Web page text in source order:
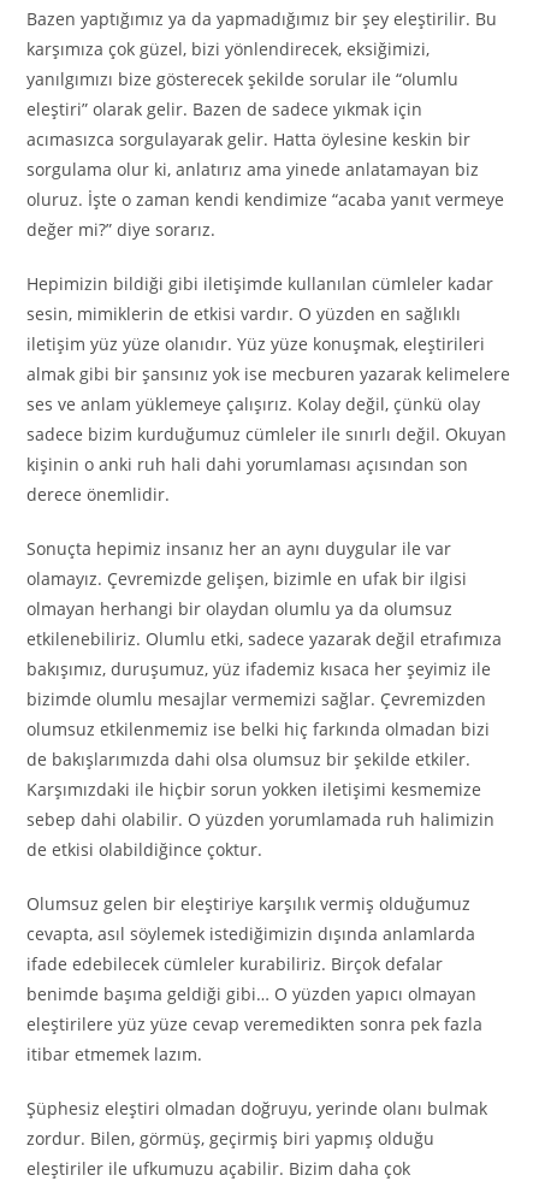
Bazen yaptığımız ya da yapmadığımız bir şey eleştirilir. Bu
karşımıza çok güzel, bizi yönlendirecek, eksiğimizi,
yanılgımızı bize gösterecek şekilde sorular ile “olumlu
eleştiri” olarak gelir. Bazen de sadece yıkmak için
acımasızca sorgulayarak gelir. Hatta öylesine keskin bir
sorgulama olur ki, anlatırız ama yinede anlatamayan biz
oluruz. İşte o zaman kendi kendimize “acaba yanıt vermeye
değer mi?” diye sorarız.
Hepimizin bildiği gibi iletişimde kullanılan cümleler kadar
sesin, mimiklerin de etkisi vardır. O yüzden en sağlıklı
iletişim yüz yüze olanıdır. Yüz yüze konuşmak, eleştirileri
almak gibi bir şansınız yok ise mecburen yazarak kelimelere
ses ve anlam yüklemeye çalışırız. Kolay değil, çünkü olay
sadece bizim kurduğumuz cümleler ile sınırlı değil. Okuyan
kişinin o anki ruh hali dahi yorumlaması açısından son
derece önemlidir.
Sonuçta hepimiz insanız her an aynı duygular ile var
olamayız. Çevremizde gelişen, bizimle en ufak bir ilgisi
olmayan herhangi bir olaydan olumlu ya da olumsuz
etkilenebiliriz. Olumlu etki, sadece yazarak değil etrafımıza
bakışımız, duruşumuz, yüz ifademiz kısaca her şeyimiz ile
bizimde olumlu mesajlar vermemizi sağlar. Çevremizden
olumsuz etkilenmemiz ise belki hiç farkında olmadan bizi
de bakışlarımızda dahi olsa olumsuz bir şekilde etkiler.
Karşımızdaki ile hiçbir sorun yokken iletişimi kesmemize
sebep dahi olabilir. O yüzden yorumlamada ruh halimizin
de etkisi olabildiğince çoktur.
Olumsuz gelen bir eleştiriye karşılık vermiş olduğumuz
cevapta, asıl söylemek istediğimizin dışında anlamlarda
ifade edebilecek cümleler kurabiliriz. Birçok defalar
benimde başıma geldiği gibi… O yüzden yapıcı olmayan
eleştirilere yüz yüze cevap veremedikten sonra pek fazla
itibar etmemek lazım.
Şüphesiz eleştiri olmadan doğruyu, yerinde olanı bulmak
zordur. Bilen, görmüş, geçirmiş biri yapmış olduğu
eleştiriler ile ufkumuzu açabilir. Bizim daha çok